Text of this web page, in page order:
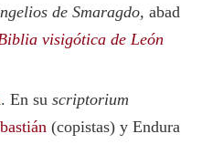
de Smaragdo, abad
visigótica de León
. En su scriptorium
(copistas) y Endura